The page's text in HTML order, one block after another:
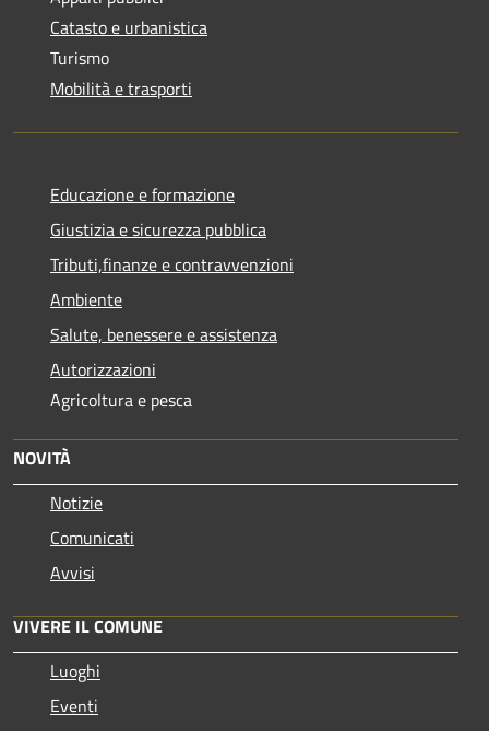
Catasto e urbanistica
Turismo
Mobilità e trasporti
Educazione e formazione
Giustizia e sicurezza pubblica
Tributi,finanze e contravvenzioni
Ambiente
Salute, benessere e assistenza
Autorizzazioni
Agricoltura e pesca
NOVITÀ
Notizie
Comunicati
Avvisi
VIVERE IL COMUNE
Luoghi
Eventi